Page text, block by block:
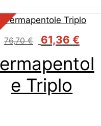
e Triplo
76,70€
Il
originale
era:
76,70 €.
61,36 €Il
attuale
è: